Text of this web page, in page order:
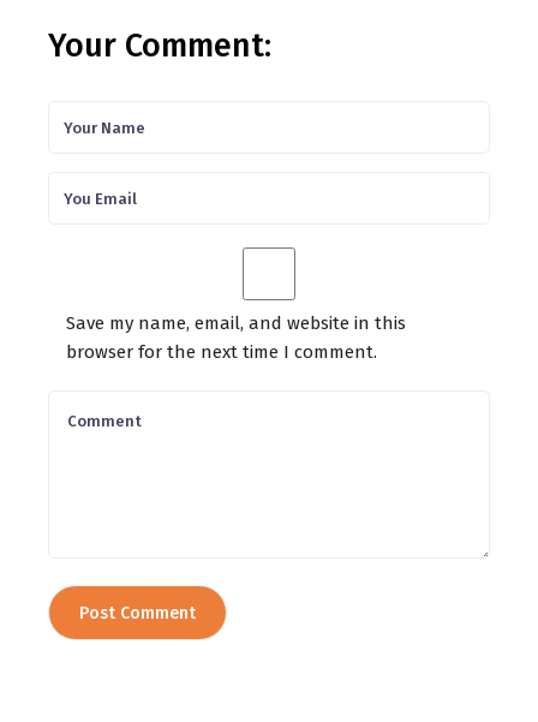
Your Comment:
Save my name, email, and website in this
browser for the next time I comment.